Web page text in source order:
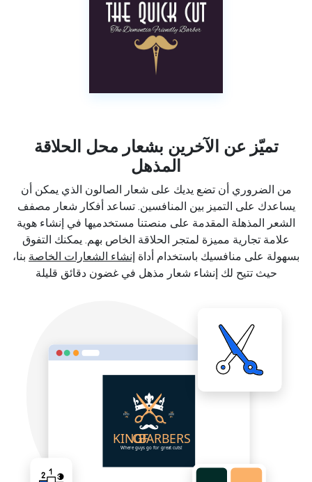
تميّز عن الآخرين بشعار محل الحلاقة
المذهل
من الضروري أن تضع يديك على شعار الصالون الذي يمكن أن
يساعدك على التميز بين المنافسين. تساعد أفكار شعار مصفف
الشعر المذهلة المقدمة على منصتنا مستخدميها في إنشاء هوية
علامة تجارية مميزة لمتجر الحلاقة الخاص بهم. يمكنك التفوق
بسهولة على منافسيك باستخدام أداة إنشاء الشعارات الخاصة بنا،
حيث تتيح لك إنشاء شعار مذهل في غضون دقائق قليلة